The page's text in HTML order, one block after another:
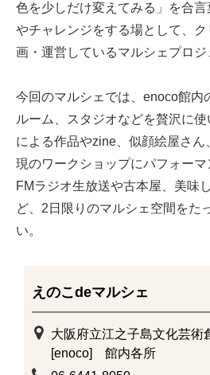
色を少しだけ変えてみる」を合
やチャレンジをする場として、
画・運営しているマルシェプロジ
今回のマルシェでは、enoco館内
ルーム、スタジオなどを贅沢に
による作品やzine、似顔絵屋さん
現のワークショップにパフォー
FMラジオ生放送や古本屋、美味
ど、2日限りのマルシェ空間をた
い。
えのこdeマルシェ
大阪府立江之子島文化芸術
[enoco] 館内各所